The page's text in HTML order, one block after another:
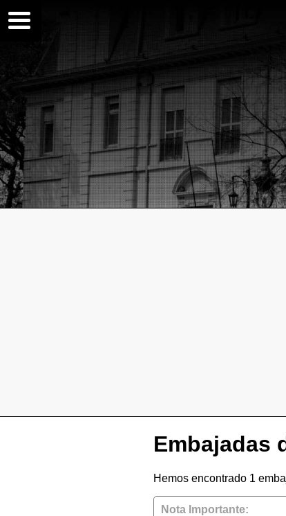
Embajadas
Hemos encontrado 1
Nota Importante: